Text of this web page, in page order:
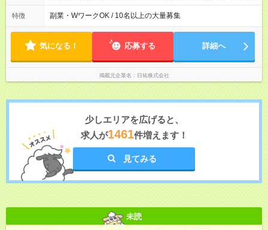
時間～勤務OK！） ※フルタイムで働ける方大歓迎！ 【シフト
例】 9：00～15：00 9：00～18：00 13：00～17：00 など
特徴 副業・WワークOK / 10名以上の大量募集
気になる！ 応募する 詳細へ
掲載元企業名 日祐株式会社
少しエリアを広げると、
求人が1461件増えます！
見てみる
未読